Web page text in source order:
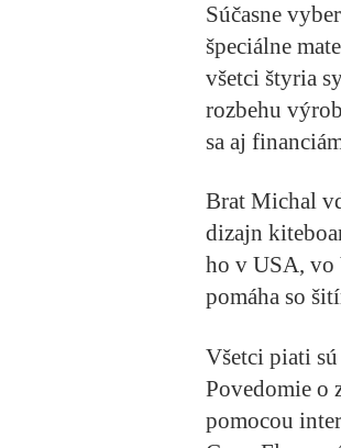
Súčasne
špeciálne
všetci štyria
rozbehu
sa aj
Brat Michal
dizajn
ho v USA, vo
pomáha so
Všetci piati
Povedomie o
pomocou